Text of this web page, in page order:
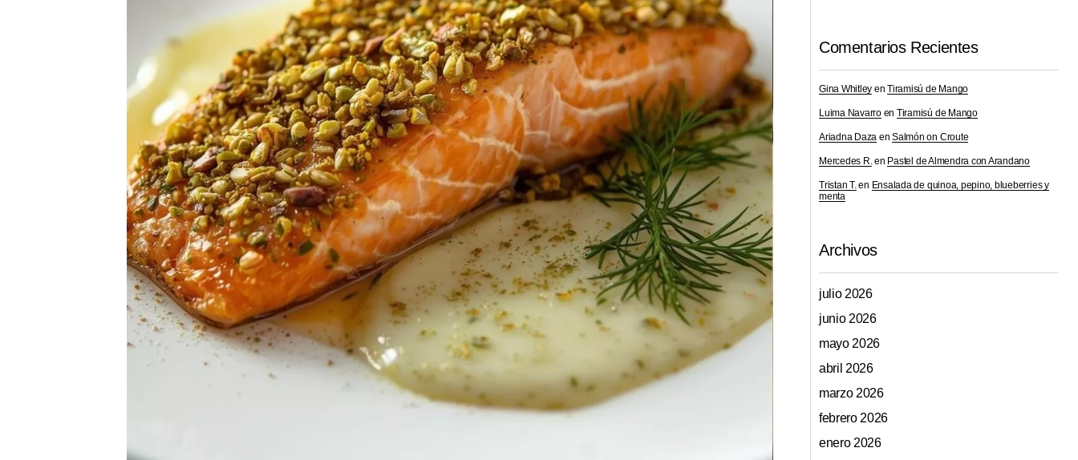
Comentarios Recientes
Gina Whitley enTiramisú de Mango
Luima Navarroen Tiramisú de Mango
Ariadna Daza enSalmón on Croute
Mercedes R.en Pastel de Almendra con Arandano
Tristan T.en Ensalada de quinoa, pepino, blueberries y
menta
Archivos
julio 2026
junio 2026
mayo 2026
abril 2026
marzo 2026
febrero 2026
enero 2026